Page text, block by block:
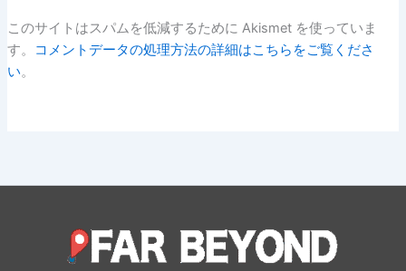
このサイトはスパムを低減するために Akismet を使っていま
す。
コメントデータの処理方法の詳細はこちらをご覧くださ
い。